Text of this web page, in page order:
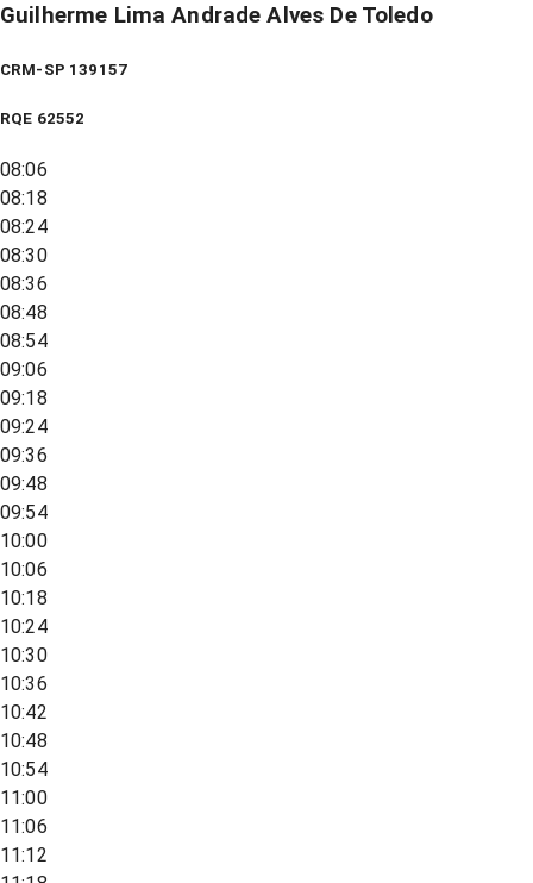
Guilherme Lima Andrade Alves De Toledo
CRM-SP 139157
RQE 62552
08:06
08:18
08:24
08:30
08:36
08:48
08:54
09:06
09:18
09:24
09:36
09:48
09:54
10:00
10:06
10:18
10:24
10:30
10:36
10:42
10:48
10:54
11:00
11:06
11:12